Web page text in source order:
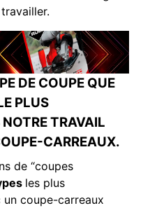
DE COUPE QUE
PLUS
TRAVAIL
CARREAUX.
de “coupes
les plus
coupe-carreaux